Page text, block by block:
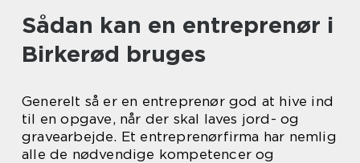
Sådan kan en entreprenør i
Birkerød bruges
Generelt så er en entreprenør god at hive ind
til en opgave, når der skal laves jord- og
gravearbejde. Et entreprenørfirma har nemlig
alle de nødvendige kompetencer og